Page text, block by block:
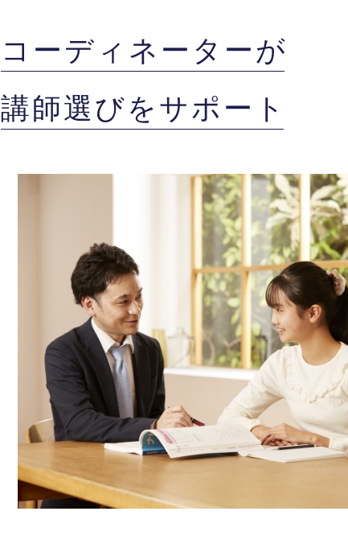
コーディネーターが
講師選びをサポート